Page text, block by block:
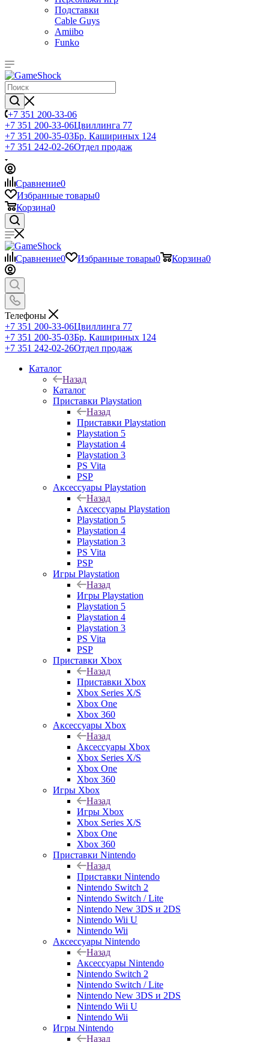
Подставки
Cable Guys
Amiibo
Funko
+7 351 200-33-06
+7 351 200-33-06Цвиллинга 77
+7 351 200-35-03Бр. Кашириных 124
+7 351 242-02-26Отдел продаж
Сравнение0
Избранные товары0
Корзина0
Сравнение0 Избранные товары0 Корзина0
Телефоны
+7 351 200-33-06Цвиллинга 77
+7 351 200-35-03Бр. Кашириных 124
+7 351 242-02-26Отдел продаж
Каталог
Назад
Каталог
Приставки Playstation
Назад
Приставки Playstation
Playstation 5
Playstation 4
Playstation 3
PS Vita
PSP
Аксессуары Playstation
Назад
Аксессуары Playstation
Playstation 5
Playstation 4
Playstation 3
PS Vita
PSP
Игры Playstation
Назад
Игры Playstation
Playstation 5
Playstation 4
Playstation 3
PS Vita
PSP
Приставки Xbox
Назад
Приставки Xbox
Xbox Series X/S
Xbox One
Xbox 360
Аксессуары Xbox
Назад
Аксессуары Xbox
Xbox Series X/S
Xbox One
Xbox 360
Игры Xbox
Назад
Игры Xbox
Xbox Series X/S
Xbox One
Xbox 360
Приставки Nintendo
Назад
Приставки Nintendo
Nintendo Switch 2
Nintendo Switch / Lite
Nintendo New 3DS и 2DS
Nintendo Wii U
Nintendo Wii
Аксессуары Nintendo
Назад
Аксессуары Nintendo
Nintendo Switch 2
Nintendo Switch / Lite
Nintendo New 3DS и 2DS
Nintendo Wii U
Nintendo Wii
Игры Nintendo
Назад